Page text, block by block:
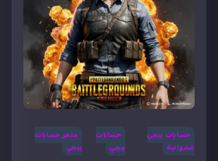
حسابات ببجي
عشوائية
حسابات
ببجي
متجر حسابات
ببجي